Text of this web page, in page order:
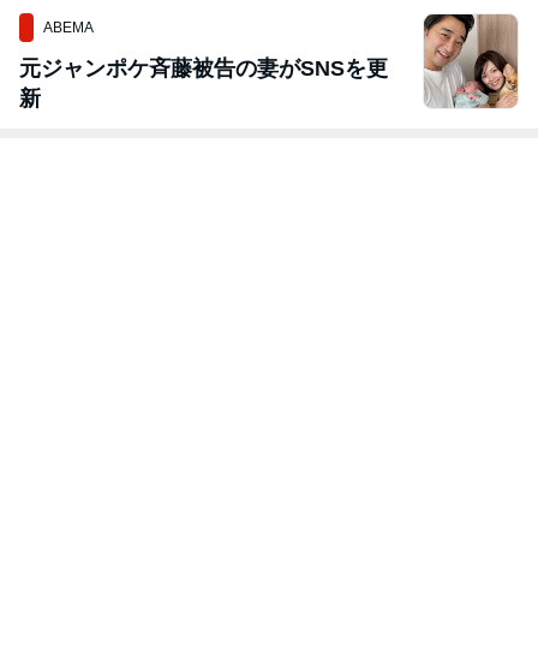
ABEMA
元ジャンポケ斉藤被告の妻がSNSを更
新